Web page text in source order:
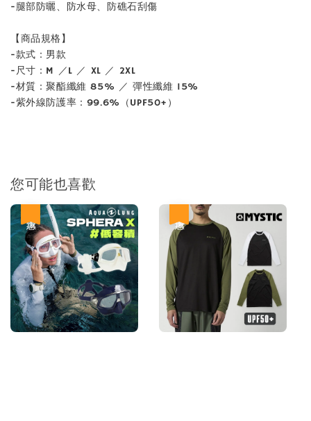
-腿部防曬、防水母、防礁石刮傷
【商品規格】
-款式：男款
-尺寸：M ／L ／ XL ／ 2XL
-材質：聚酯纖維 85% ／ 彈性纖維 15%
-紫外線防護率：99.6%（UPF50+）
您可能也喜歡